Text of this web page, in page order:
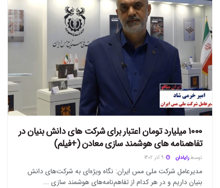
1000 میلیارد تومان اعتبار برای شرکت های دانش بنیان در
تفاهمنامه های هوشمند سازی معادن (+فیلم)
توسط رایادان
مدیرعامل شرکت ملی مس ایران: نگاه ویژه‌ای به شرکت‌های دانش
بنیان داریم و در هر کدام از تفاهم‌نامه‌های هوشمند سازی ...